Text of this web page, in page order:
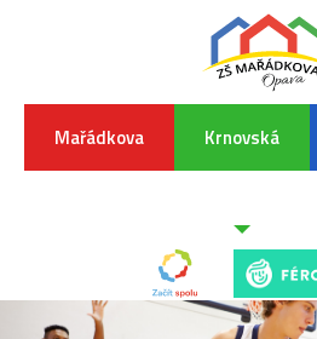
Mařádkova Krnovská